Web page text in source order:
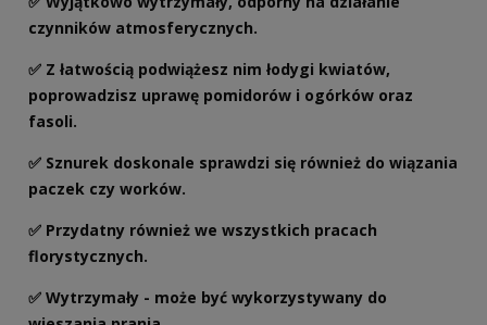
czynników atmosferycznych.
✅ Z łatwością podwiążesz nim łodygi kwiatów,
poprowadzisz uprawę pomidorów i ogórków oraz
fasoli.
✅ Sznurek doskonale sprawdzi się również do wiązania
paczek czy worków.
✅ Przydatny również we wszystkich pracach
florystycznych.
✅ Wytrzymały - może być wykorzystywany do